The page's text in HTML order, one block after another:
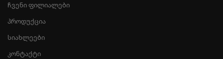
ჩვენი ფილიალები
პროდუქცია
სიახლეები
კონტაქტი